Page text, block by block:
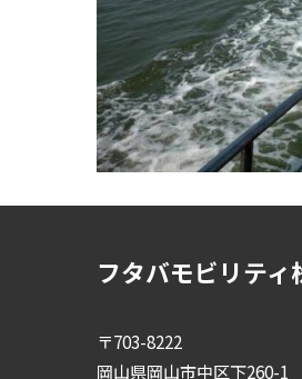
フタバモビリティ
〒703-8222
岡山県岡山市中区下260-1